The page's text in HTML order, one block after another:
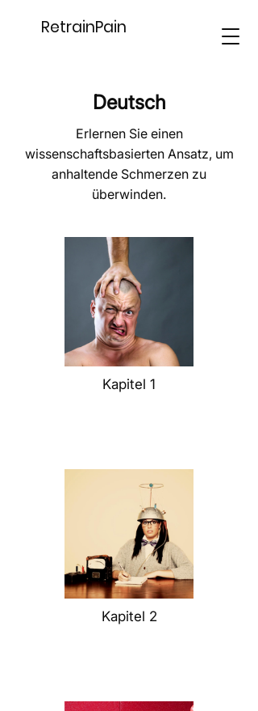
RetrainPain
Deutsch
Erlernen Sie einen
wissenschaftsbasierten Ansatz, um
anhaltende Schmerzen zu
überwinden.
Kapitel 1
Kapitel 2